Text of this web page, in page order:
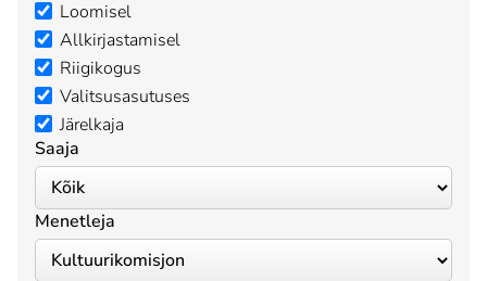
Loomisel
Allkirjastamisel
Riigikogus
Valitsusasutuses
Järelkaja
Saaja
Menetleja